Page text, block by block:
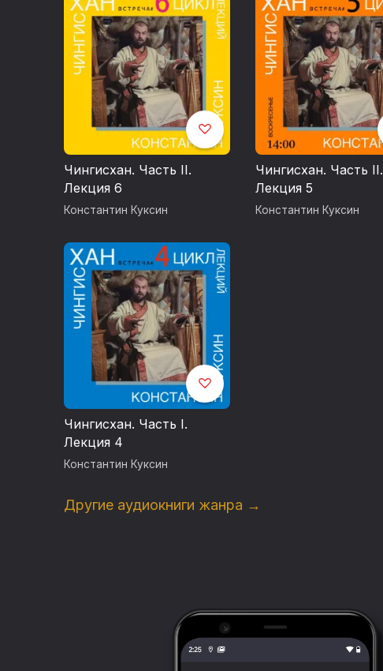
Чингисхан. Часть II.
Лекция 6
Константин Куксин
Чингисхан. Часть II.
Лекция 5
Константин Куксин
Чингисхан. Часть I.
Лекция 4
Константин Куксин
Другие аудиокниги жанра →